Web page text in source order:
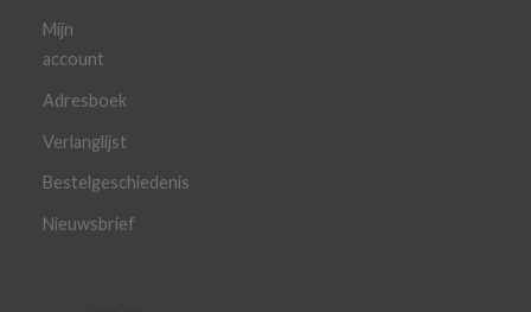
Mijn
account
Adresboek
Verlanglijst
Bestelgeschiedenis
Nieuwsbrief